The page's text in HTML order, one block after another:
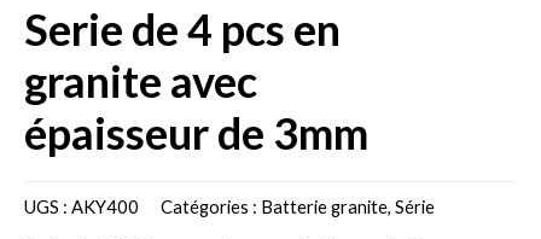
serie de 4 pcs en
granite avec
épaisseur de 3mm
UGS : AKY400 Catégories : Batterie granite, Série